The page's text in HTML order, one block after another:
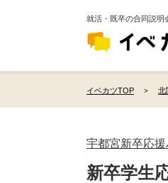
就活・既卒の合同説明
イベカツTOP 北
宇都宮新卒応
新卒学生